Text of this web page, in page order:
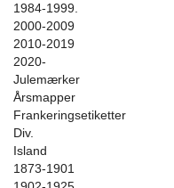
1984-1999.
2000-2009
2010-2019
2020-
Julemærker
Årsmapper
Frankeringsetiketter
Div.
Island
1873-1901